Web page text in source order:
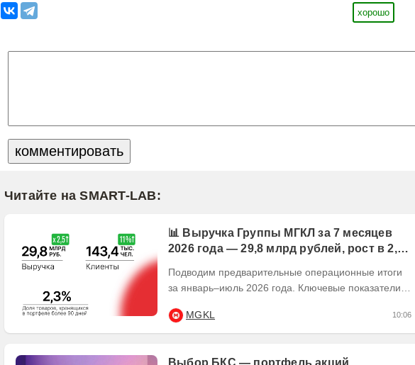
хорошо
Читайте на SMART-LAB:
📊 Выручка Группы МГКЛ за 7 месяцев
2026 года — 29,8 млрд рублей, рост в 2,5
Подводим предварительные операционные итоги
за январь–июль 2026 года. Ключевые показатели:
MGKL
10:06
Выбор БКС — портфель акций